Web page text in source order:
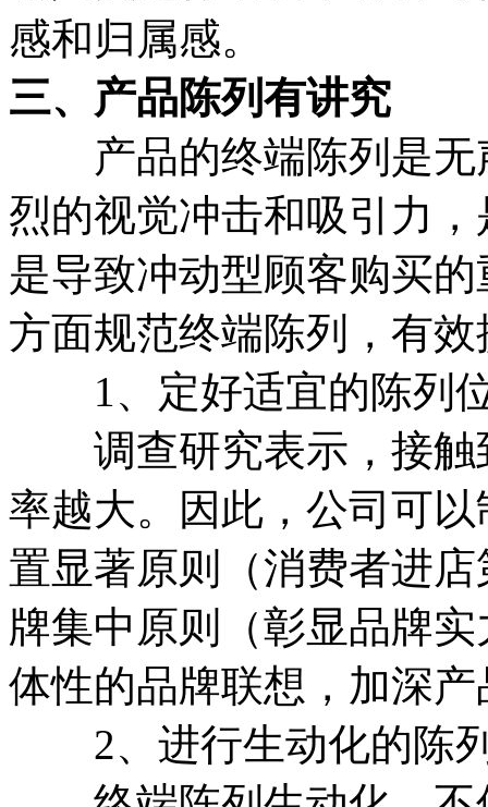
感和归属感。
三、产品陈列有讲究
产品的终端陈列是无
烈的视觉冲击和吸引力
是导致冲动型顾客购买
方面规范终端陈列，有
1、定好适宜的陈列
调查研究表示，接触
率越大。因此，公司可
置显著原则（消费者进
牌集中原则（彰显品牌
体性的品牌联想，加深
2、进行生动化的陈